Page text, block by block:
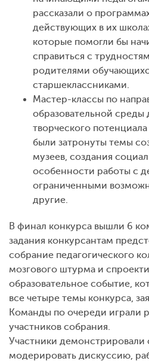
рассказали о
действующих в их
которые помогли бы
справиться с
родителями
старшеклассниками.
Мастер-классы по
образовательной среды
творческого
были затронуты темы
музеев, создания
особенности работы с
ограниченными
другие.
В финал конкурса вышли 6
задания конкурсантам
собрание педагогического
мозгового штурма и
образовательное событие,
все четыре темы конкурса,
Команды по очереди играли
участников собрания.
Участники демонстрировали
модерировать дискуссию,